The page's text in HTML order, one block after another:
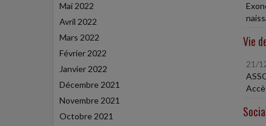
Mai 2022
Avril 2022
Mars 2022
Février 2022
Janvier 2022
Décembre 2021
Novembre 2021
Octobre 2021
Vie
21/